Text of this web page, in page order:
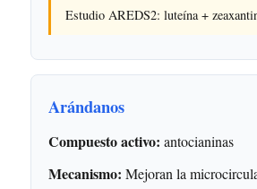
Estudio AREDS2: luteína +
Arándanos
Compuesto activo: antocianinas
Mecanismo: Mejoran la